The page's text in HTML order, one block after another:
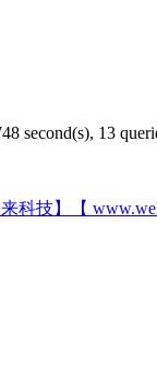
second(s), 13
科技】【